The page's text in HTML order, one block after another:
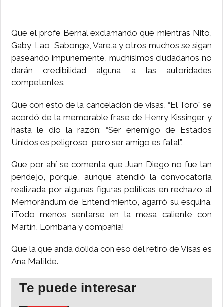
Que el profe Bernal exclamando que mientras Nito,
Gaby, Lao, Sabonge, Varela y otros muchos se sigan
paseando impunemente, muchísimos ciudadanos no
darán credibilidad alguna a las autoridades
competentes.
Que con esto de la cancelación de visas, “El Toro” se
acordó de la memorable frase de Henry Kissinger y
hasta le dio la razón: “Ser enemigo de Estados
Unidos es peligroso, pero ser amigo es fatal”.
Que por ahí se comenta que Juan Diego no fue tan
pendejo, porque, aunque atendió la convocatoria
realizada por algunas figuras políticas en rechazo al
Memorándum de Entendimiento, agarró su esquina.
¡Todo menos sentarse en la mesa caliente con
Martín, Lombana y compañía!
Que la que anda dolida con eso del retiro de Visas es
Ana Matilde.
Te puede interesar